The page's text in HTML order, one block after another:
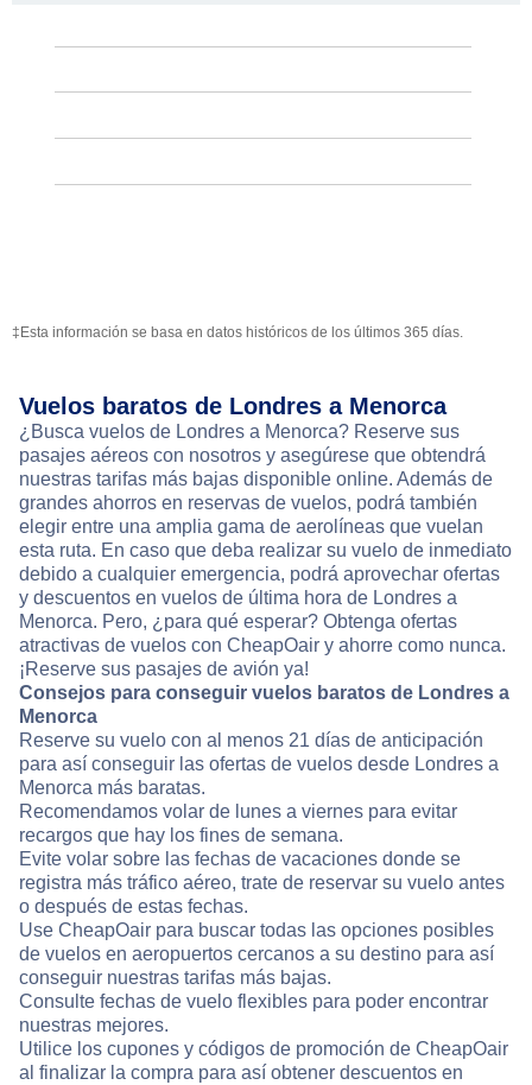
‡Esta información se basa en datos históricos de los últimos 365 días.
Vuelos baratos de Londres a Menorca
¿Busca vuelos de Londres a Menorca? Reserve sus
pasajes aéreos con nosotros y asegúrese que obtendrá
nuestras tarifas más bajas disponible online. Además de
grandes ahorros en reservas de vuelos, podrá también
elegir entre una amplia gama de aerolíneas que vuelan
esta ruta. En caso que deba realizar su vuelo de inmediato
debido a cualquier emergencia, podrá aprovechar ofertas
y descuentos en vuelos de última hora de Londres a
Menorca. Pero, ¿para qué esperar? Obtenga ofertas
atractivas de vuelos con CheapOair y ahorre como nunca.
¡Reserve sus pasajes de avión ya!
Consejos para conseguir vuelos baratos de Londres a
Menorca
Reserve su vuelo con al menos 21 días de anticipación
para así conseguir las ofertas de vuelos desde Londres a
Menorca más baratas.
Recomendamos volar de lunes a viernes para evitar
recargos que hay los fines de semana.
Evite volar sobre las fechas de vacaciones donde se
registra más tráfico aéreo, trate de reservar su vuelo antes
o después de estas fechas.
Use CheapOair para buscar todas las opciones posibles
de vuelos en aeropuertos cercanos a su destino para así
conseguir nuestras tarifas más bajas.
Consulte fechas de vuelo flexibles para poder encontrar
nuestras mejores.
Utilice los cupones y códigos de promoción de CheapOair
al finalizar la compra para así obtener descuentos en